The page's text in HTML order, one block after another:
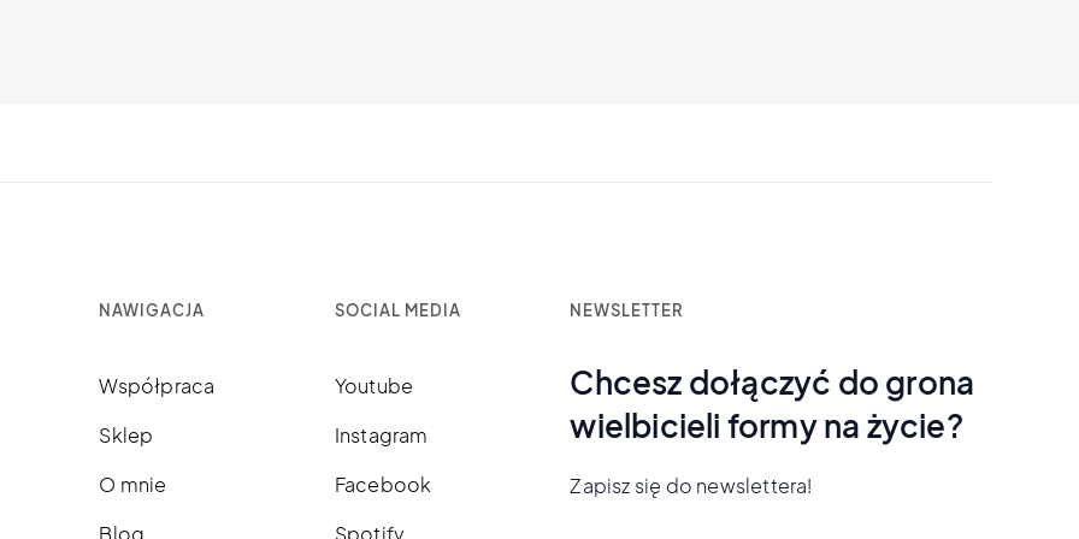
NAWIGACJA
Współpraca
Sklep
O mnie
Blog
SOCIAL MEDIA
Youtube
Instagram
Facebook
Spotify
NEWSLETTER
Chcesz dołączyć do grona
wielbicieli formy na życie?
Zapisz się do newslettera!